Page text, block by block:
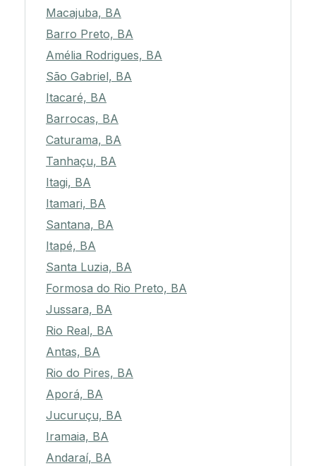
Macajuba, BA
Barro Preto, BA
Amélia Rodrigues, BA
São Gabriel, BA
Itacaré, BA
Barrocas, BA
Caturama, BA
Tanhaçu, BA
Itagi, BA
Itamari, BA
Santana, BA
Itapé, BA
Santa Luzia, BA
Formosa do Rio Preto, BA
Jussara, BA
Rio Real, BA
Antas, BA
Rio do Pires, BA
Aporá, BA
Jucuruçu, BA
Iramaia, BA
Andaraí, BA